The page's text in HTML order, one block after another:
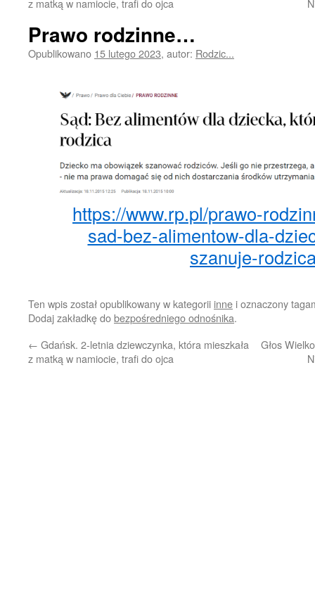
z matką w namiocie, trafi do ojca
Prawo rodzinne…
Opublikowano 15 lutego 2023, autor: Rodzic...
https://www.rp.pl/prawo-
sad-bez-alimentow-dla-
szanuje-
Ten wpis został opublikowany w kategorii inne i oznaczony
Dodaj zakładkę dobezpośredniego odnośnika.
← Gdańsk. 2-letnia dziewczynka, która mieszkała
z matką w namiocie, trafi do ojca
Głos